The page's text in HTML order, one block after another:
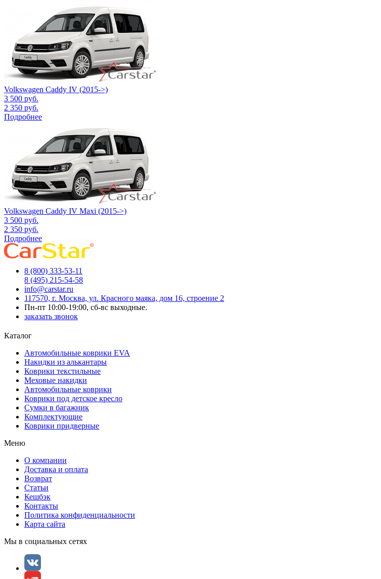
Volkswagen Caddy IV (2015->)
3 500 руб.
2 350 руб.
Подробнее
Volkswagen Caddy IV Maxi (2015->)
3 500 руб.
2 350 руб.
Подробнее
8 (800) 333-53-11
8 (495) 215-54-58
info@carstar.ru
117570, г. Москва, ул. Красного маяка, дом 16, строение 2
Пн-пт 10:00-19:00, сб-вс выходные.
заказать звонок
Каталог
Автомобильные коврики EVA
Накидки из алькантары
Коврики текстильные
Меховые накидки
Автомобильные коврики
Коврики под детское кресло
Сумки в багажник
Комплектующие
Коврики придверные
Меню
О компании
Доставка и оплата
Возврат
Статьи
Кешбэк
Контакты
Политика конфиденциальности
Карта сайта
Мы в социальных сетях